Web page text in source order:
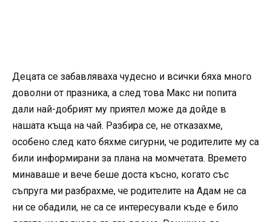
Децата се забавляваха чудесно и всички бяха много
доволни от празника, а след това Макс ни попита
дали най-добрият му приятел може да дойде в
нашата къща на чай. Разбира се, не отказахме,
особено след като бяхме сигурни, че родителите му са
били информирани за плана на момчетата. Времето
минаваше и вече беше доста късно, когато със
съпруга ми разбрахме, че родителите на Адам не са
ни се обадили, не са се интересували къде е било